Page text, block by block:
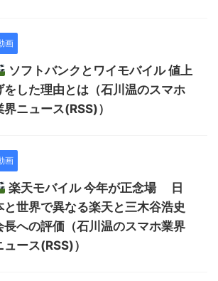
画
ソフトバンクとワイモバイル 値上
をした理由とは（石川温のスマホ
界ニュース(RSS)）
画
楽天モバイル 今年が正念場 日
と世界で異なる楽天と三木谷浩史
長への評価（石川温のスマホ業界
ュース(RSS)）